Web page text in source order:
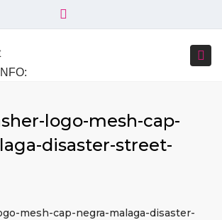
C. Córdoba, 6, 29001 Málaga
Close
logo-mesh-cap-
disaster-street-
mesh-cap-negra-malaga-disaster-